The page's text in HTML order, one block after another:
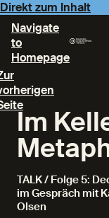
Direkt zum Inhalt
Navigate
to
Homepage
Im
TALK / Folge 5:
im Gespräch mit
Olsen